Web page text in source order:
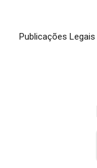
Publicações Legais